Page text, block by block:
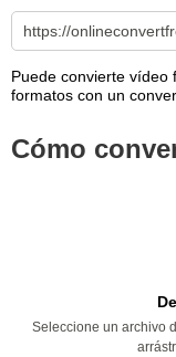
Puede convierte vídeo
formatos con un
Cómo
Seleccione un archivo